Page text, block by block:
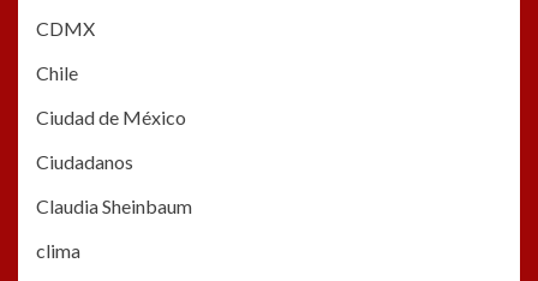
CDMX
Chile
Ciudad de México
Ciudadanos
Claudia Sheinbaum
clima